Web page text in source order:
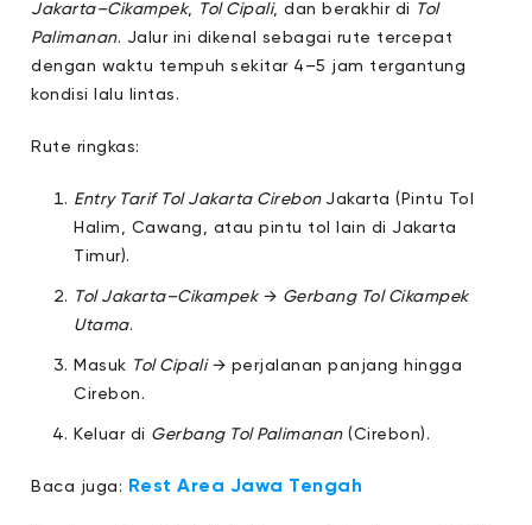
Jakarta–Cikampek, Tol Cipali, dan berakhir di Tol
Palimanan. Jalur ini dikenal sebagai rute tercepat
dengan waktu tempuh sekitar 4–5 jam tergantung
kondisi lalu lintas.
Rute ringkas:
Entry Tarif Tol Jakarta Cirebon Jakarta (Pintu Tol
Halim, Cawang, atau pintu tol lain di Jakarta
Timur).
Tol Jakarta–Cikampek→ Gerbang Tol Cikampek
Utama.
Masuk Tol Cipali→ perjalanan panjang hingga
Cirebon.
Keluar di Gerbang Tol Palimanan(Cirebon).
Baca juga: Rest Area Jawa Tengah